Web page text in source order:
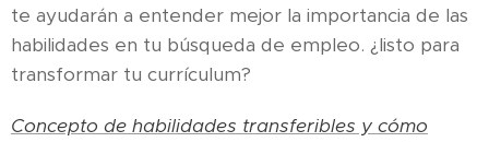
te ayudarán a entender mejor la importancia de las
habilidades en tu búsqueda de empleo. ¿listo para
transformar tu currículum?
Concepto de habilidades transferibles y cómo